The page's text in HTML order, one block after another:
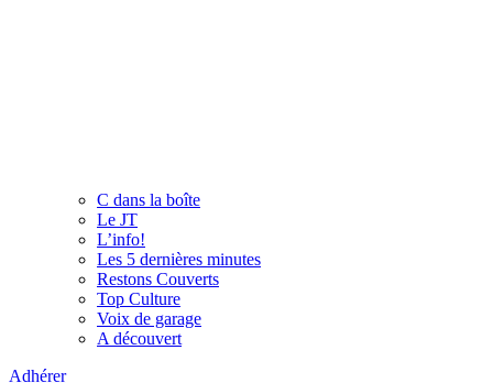
C dans la boîte
Le JT
L’info!
Les 5 dernières minutes
Restons Couverts
Top Culture
Voix de garage
A découvert
Adhérer